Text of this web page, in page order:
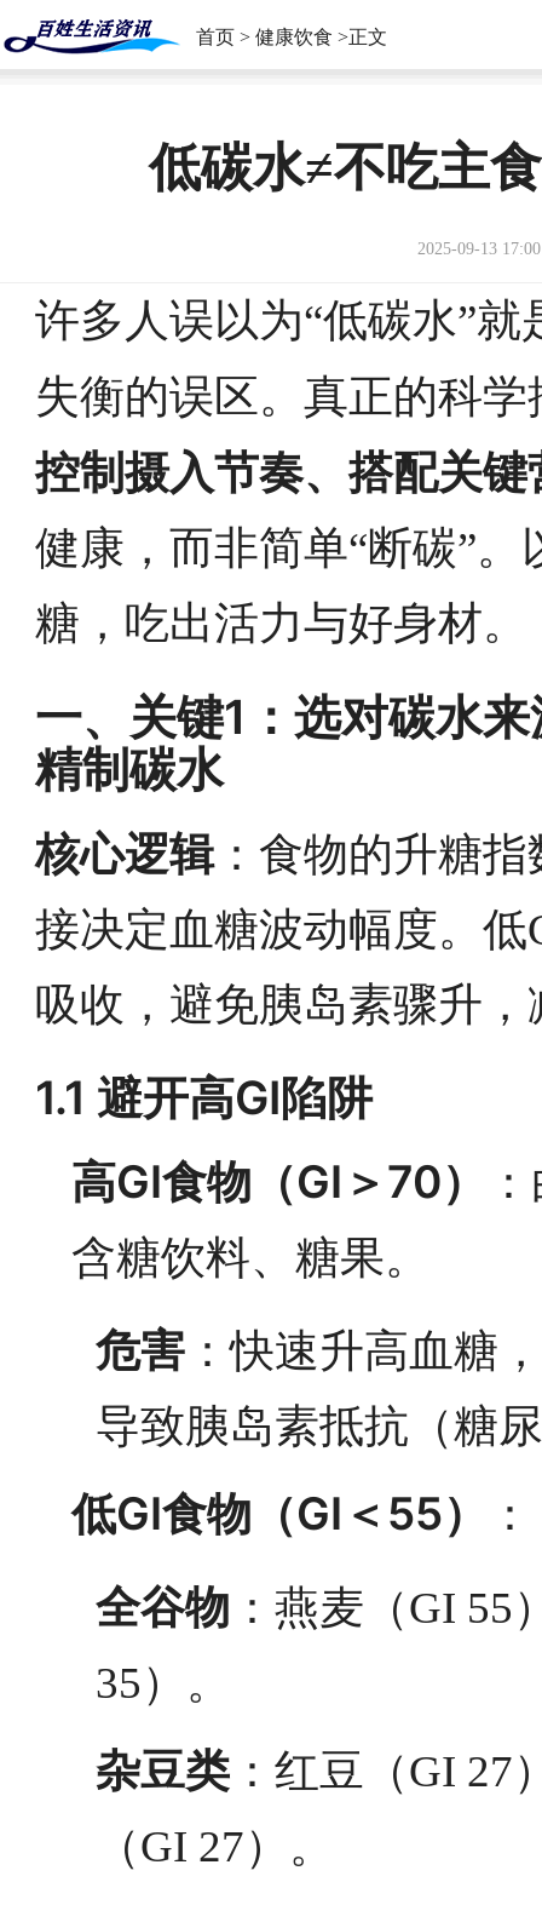
首页 > 健康饮食 >正文
低碳水≠不吃主
2025-09-13
许多人误以为“低碳水”
失衡的误区。真正的科
控制摄入节奏、搭配关键
健康，而非简单“断碳”
糖，吃出活力与好身材。
一、关键1：选对碳水
精制碳水
核心逻辑：食物的升糖
接决定血糖波动幅度。
吸收，避免胰岛素骤升
1.1 避开高GI陷阱
高GI食物（GI＞70）
含糖饮料、糖果。
危害 ：快速升高血糖
导致胰岛素抵抗（糖
低GI食物（GI＜55） ：
全谷物 ：燕麦（GI
35）。
杂豆类 ：红豆（GI
（GI 27）。